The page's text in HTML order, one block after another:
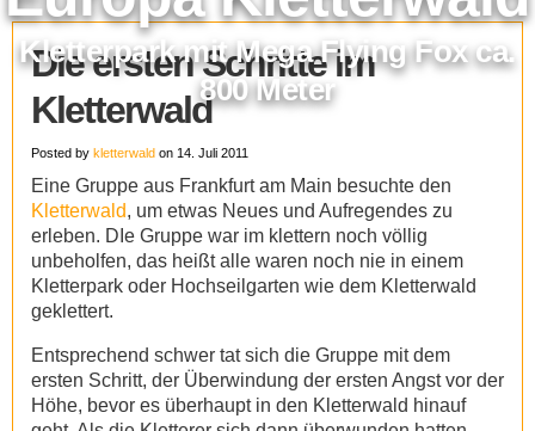
Kletterpark mit Mega Flying Fox ca.
800 Meter
Die ersten Schritte im
Kletterwald
Posted by kletterwald on 14. Juli 2011
Eine Gruppe aus Frankfurt am Main besuchte den
Kletterwald, um etwas Neues und Aufregendes zu
erleben. DIe Gruppe war im klettern noch völlig
unbeholfen, das heißt alle waren noch nie in einem
Kletterpark oder Hochseilgarten wie dem Kletterwald
geklettert.
Entsprechend schwer tat sich die Gruppe mit dem
ersten Schritt, der Überwindung der ersten Angst vor der
Höhe, bevor es überhaupt in den Kletterwald hinauf